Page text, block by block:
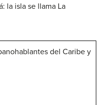
la isla se llama La
del Caribe y